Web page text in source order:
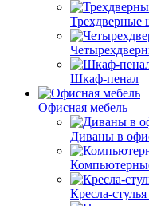
Трехдверные
Шкаф-пенал
Офисная мебель
Диваны в
Кресла-